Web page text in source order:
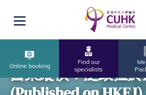
Open menu
Online booking
Find our
specialists
醫策縱橫：泛政猛